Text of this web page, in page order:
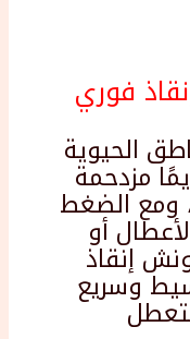
فوري
الحيوية
مزدحمة
ومع الضغط
أو
إنقاذ
وسريع